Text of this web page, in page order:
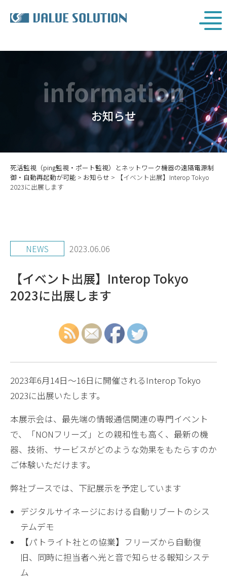
information
お知らせ
死活監視（ping監視・ポート監視）とネットワーク機器の遠隔電源制
御・自動再起動が可能 > お知らせ >
【イベント出展】Interop Tokyo
2023に出展します
NEWS 2023.06.06
【イベント出展】Interop Tokyo
2023に出展します
2023年6月14日～16日に開催されるInterop Tokyo
2023に出展いたします。
本展示会は、最先端の情報通信関連の専門イベント
で、「NONフリーズ」との親和性も高く、最新の機
器、技術、サービスがどのような効果をもたらすのか
ご体験いただけます。
弊社ブースでは、下記展示を予定しています
デジタルサイネージにおける自動リブートのシス
テムデモ
【パトライト社との協業】フリーズから自動復
旧、同時に担当者へ光と音で知らせる報知システ
ム